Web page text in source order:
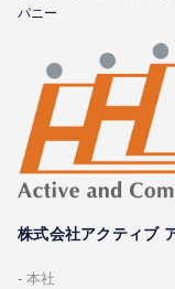
パニー
株式会社アクティブ
本社